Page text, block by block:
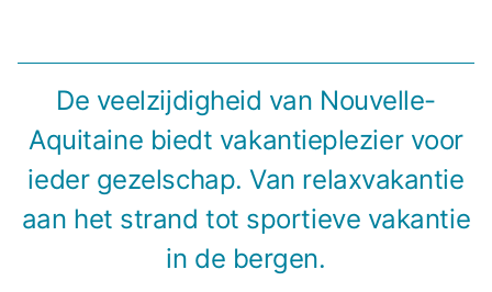
De veelzijdigheid van Nouvelle-
Aquitaine biedt vakantieplezier voor
ieder gezelschap. Van relaxvakantie
aan het strand tot sportieve vakantie
in de bergen.